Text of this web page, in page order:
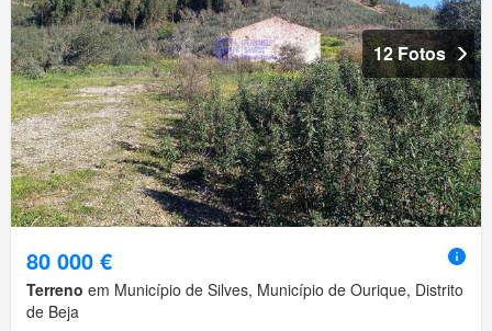
12 Fotos
80 000 €
Terreno em Município de Silves, Município de Ourique, Distrito
de Beja